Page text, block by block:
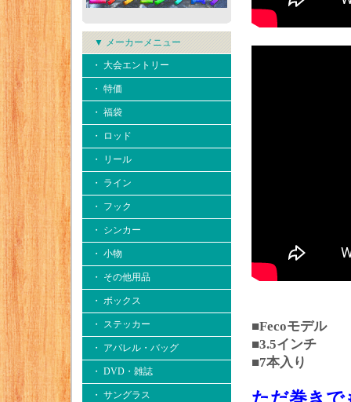
▼ メーカーメニュー
・ 大会エントリー
・ 特価
・ 福袋
・ ロッド
・ リール
・ ライン
・ フック
・ シンカー
・ 小物
・ その他用品
・ ボックス
・ ステッカー
・ アパレル・バッグ
・ DVD・雑誌
・ サングラス
■Fecoモデル
■3.5インチ
■7本入り